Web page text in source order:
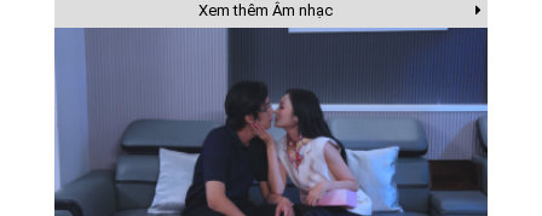
Xem thêm Âm nhạc